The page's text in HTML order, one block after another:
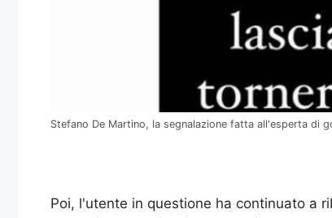
Stefano De Martino, la segnalazione fatta all'esperta di
Poi, l'utente in questione ha continuato a